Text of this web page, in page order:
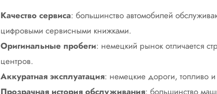
Качество сервиса: большинство автомобилей
цифровыми сервисными книжками.
Оригинальные пробеги: немецкий рынок отличается
центров.
Аккуратная эксплуатация: немецкие дороги, топливо
Прозрачная история обслуживания: большинство